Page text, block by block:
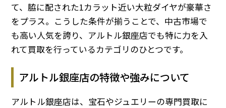
て、脇に配された1カラット近い大粒ダイヤが豪華さ
をプラス。こうした条件が揃うことで、中古市場で
も高い人気を誇り、アルトル銀座店でも特に力を入
れて買取を行っているカテゴリのひとつです。
アルトル銀座店の特徴や強みについて
アルトル銀座店は、宝石やジュエリーの専門買取に